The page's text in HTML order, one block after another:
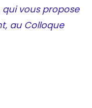
vous propose
au Colloque